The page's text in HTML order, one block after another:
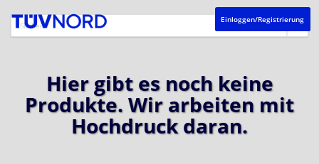
Einloggen/Registrierung
Hier gibt es noch keine
Produkte. Wir arbeiten mit
Hochdruck daran.